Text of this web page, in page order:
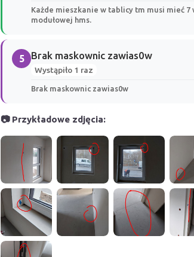
Każde mieszkanie w tablicy tm musi mieć
modułowej hms.
5 Brak maskownic zawias0w
Wystąpiło 1 raz
Brak maskownic zawias0w
📷 Przykładowe zdjęcia: